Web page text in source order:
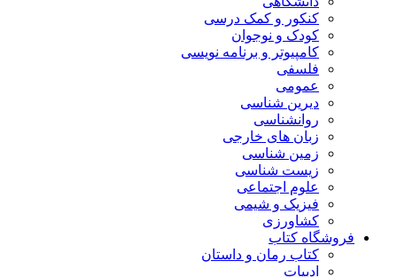
کنکور و کمک‌ درسی
کودک و نوجوان
کامپیوتر و برنامه نویسی
فلسفی
عمومی
دیرین شناسی
روانشناسی
زبان های خارجی
زمین شناسی
زیست شناسی
علوم اجتماعی
فیزیک و شیمی
کشاورزی
فروشگاه کتاب
کتاب رمان و داستان
ادبیات